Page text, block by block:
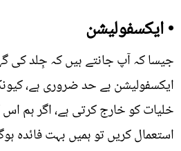
• ایکسفولیشن
جیسا کہ آپ جانتے ہیں کہ جِلد کی
ایکسفولیشن بے حد ضروری ہے،
خلیات کو خارج کرتی ہے، اگر ہم
استعمال کریں تو ہمیں بہت فائدہ